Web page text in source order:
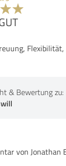
& Bewertung zu:
von Jonathan